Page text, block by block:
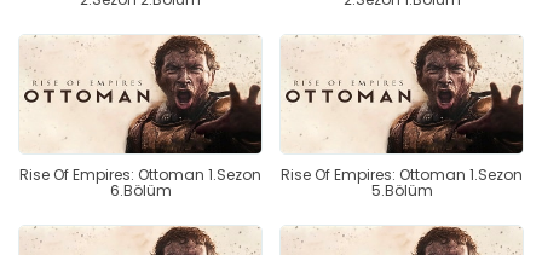
Rise Of Empires: Ottoman 1.Sezon
6.Bölüm
Rise Of Empires: Ottoman 1.Sezon
5.Bölüm